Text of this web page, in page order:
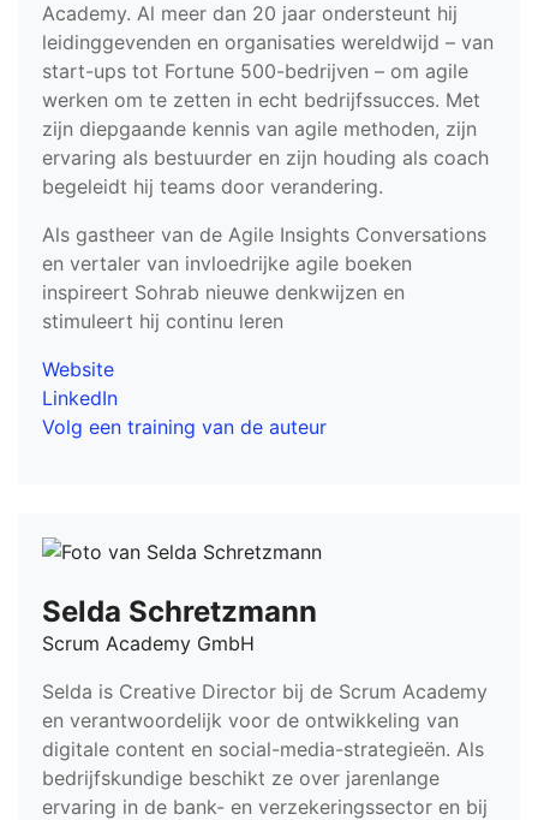
Academy. Al meer dan 20 jaar ondersteunt hij
leidinggevenden en organisaties wereldwijd – van
start-ups tot Fortune 500-bedrijven – om agile
werken om te zetten in echt bedrijfssucces. Met
zijn diepgaande kennis van agile methoden, zijn
ervaring als bestuurder en zijn houding als coach
begeleidt hij teams door verandering.
Als gastheer van de Agile Insights Conversations
en vertaler van invloedrijke agile boeken
inspireert Sohrab nieuwe denkwijzen en
stimuleert hij continu leren
Website
LinkedIn
Volg een training van de auteur
Selda Schretzmann
Scrum Academy GmbH
Selda is Creative Director bij de Scrum Academy
en verantwoordelijk voor de ontwikkeling van
digitale content en social-media-strategieën. Als
bedrijfskundige beschikt ze over jarenlange
ervaring in de bank- en verzekeringssector en bij